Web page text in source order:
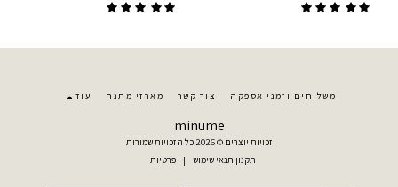
minume
זכויות יוצרים © 2026 כל הזכויות שמורות
תקנון תנאי שימוש |פרטיות
משלוחים וזמני אספקה צור קשר מארזי מתנה עוד